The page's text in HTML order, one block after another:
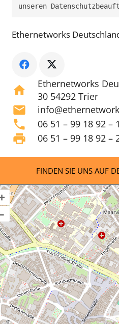
unseren
Ethernetworks
home
Ethernetworks
30 54292 Trier
mail
phone 06 51 – 99 18 92 –
print 06 51 – 99 18 92 –
FINDEN SIE UNS AUF